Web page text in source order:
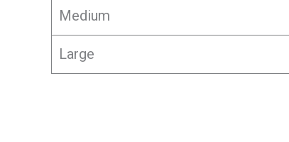
Medium
Large